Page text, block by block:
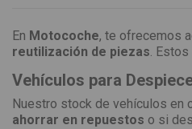
En Motocoche, te ofrecemos
reutilización de piezas.
Vehículos para
Nuestro stock de vehículos en
ahorrar en repuestos o si